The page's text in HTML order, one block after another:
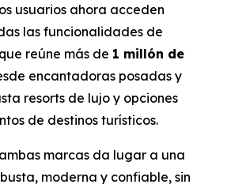
usuarios ahora acceden
las funcionalidades de
reúne más de 1 millón de
encantadoras posadas y
resorts de lujo y opciones
de destinos turísticos.
marcas da lugar a una
moderna y confiable, sin